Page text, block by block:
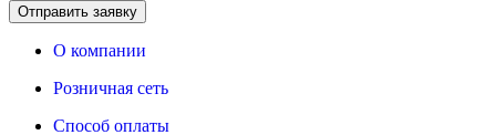
Отправить заявку
О компании
Розничная сеть
Способ оплаты